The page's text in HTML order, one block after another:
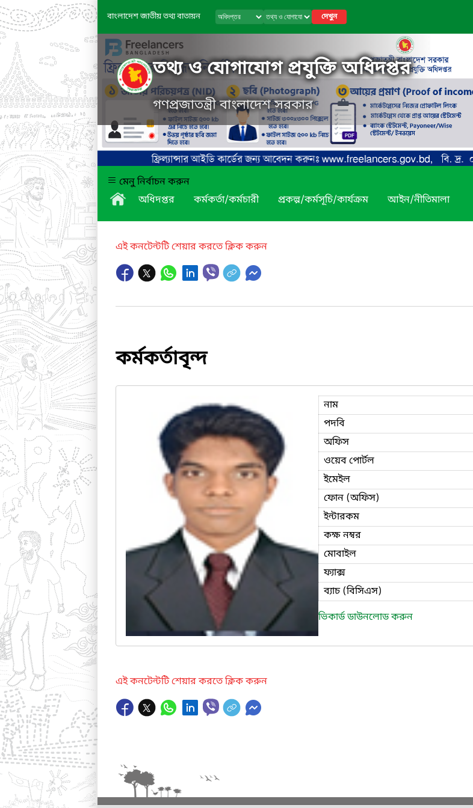
বাংলাদেশ জাতীয় তথ্য বাতায়ন দেখুন
তথ্য ও যোগাযোগ প্রযুক্তি অধিদপ্তর
গণপ্রজাতন্ত্রী বাংলাদেশ সরকার
মেনু নির্বাচন করুন
অধিদপ্তর
কর্মকর্তা/কর্মচারী প্রকল্প/কর্মসূচি/কার্যক্রম আইন/নীতিমালা
এই কনটেন্টটি শেয়ার করতে ক্লিক করুন
কর্মকর্তাবৃন্দ
নাম
পদবি
অফিস
ওয়েব পোর্টল
ইমেইল
ফোন (অফিস)
ইন্টারকম
কক্ষ নম্বর
মোবাইল
ফ্যাক্স
ব্যাচ (বিসিএস)
ভিকার্ড ডাউনলোড করুন
এই কনটেন্টটি শেয়ার করতে ক্লিক করুন